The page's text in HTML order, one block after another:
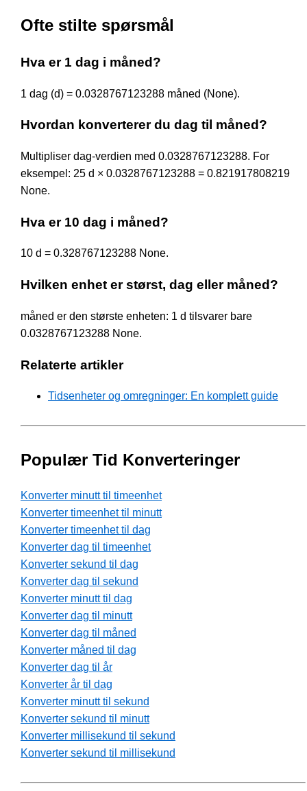
Ofte stilte spørsmål
Hva er 1 dag i måned?
1 dag (d) = 0.0328767123288 måned (None).
Hvordan konverterer du dag til måned?
Multipliser dag-verdien med 0.0328767123288. For
eksempel: 25 d × 0.0328767123288 = 0.821917808219
None.
Hva er 10 dag i måned?
10 d = 0.328767123288 None.
Hvilken enhet er størst, dag eller måned?
måned er den største enheten: 1 d tilsvarer bare
0.0328767123288 None.
Relaterte artikler
Tidsenheter og omregninger: En komplett guide
Populær Tid Konverteringer
Konverter minutt til timeenhet
Konverter timeenhet til minutt
Konverter timeenhet til dag
Konverter dag til timeenhet
Konverter sekund til dag
Konverter dag til sekund
Konverter minutt til dag
Konverter dag til minutt
Konverter dag til måned
Konverter måned til dag
Konverter dag til år
Konverter år til dag
Konverter minutt til sekund
Konverter sekund til minutt
Konverter millisekund til sekund
Konverter sekund til millisekund